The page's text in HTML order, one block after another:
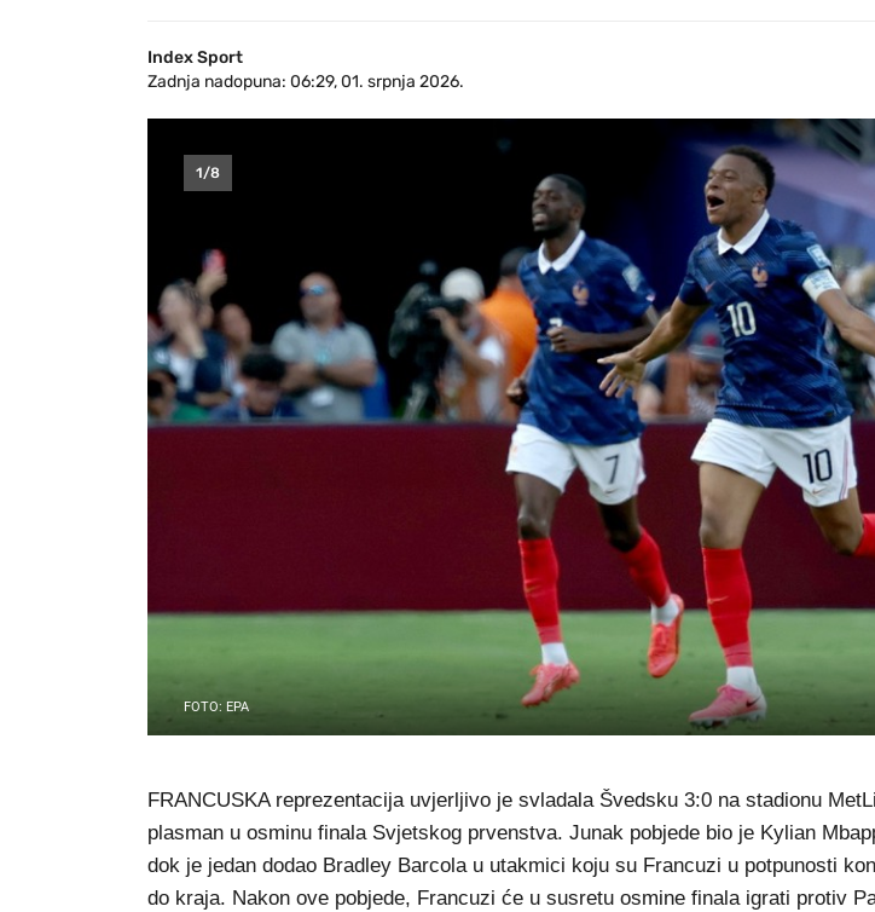
Index Sport
Zadnja nadopuna: 06:29, 01. srpnja 2026.
1/8
FOTO: EPA
FRANCUSKA reprezentacija uvjerljivo je svladala Švedsku 3:0 na stadionu
plasman u osminu finala Svjetskog prvenstva. Junak pobjede bio je Kylian
dok je jedan dodao Bradley Barcola u utakmici koju su Francuzi u potpunosti
do kraja. Nakon ove pobjede, Francuzi će u susretu osmine finala igrati protiv